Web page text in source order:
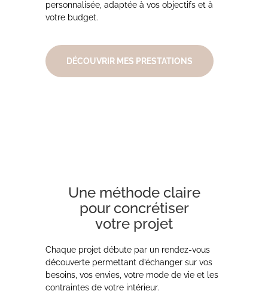
personnalisée, adaptée à vos objectifs et à
votre budget.
DÉCOUVRIR MES PRESTATIONS
Une méthode claire
pour concrétiser
votre projet
Chaque projet débute par un rendez-vous
découverte permettant d’échanger sur vos
besoins, vos envies, votre mode de vie et les
contraintes de votre intérieur.